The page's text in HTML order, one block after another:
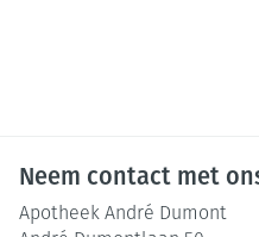
Neem contact met
Apotheek André Dumont